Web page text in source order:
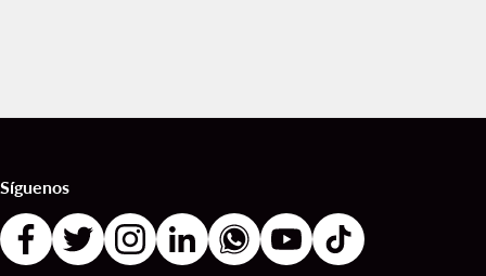
Síguenos